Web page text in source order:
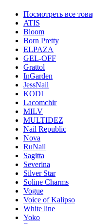
Посмотреть все
ATIS
Bloom
Born Pretty
ELPAZA
GEL-OFF
Grattol
InGarden
JessNail
KODI
Lacomchir
MILV
MULTIDEZ
Nail Republic
Nova
RuNail
Sagitta
Severina
Silver Star
Soline Charms
Vogue
Voice of Kalipso
White line
Yoko